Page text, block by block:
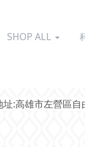
SHOP ALL
址:高雄市左營區